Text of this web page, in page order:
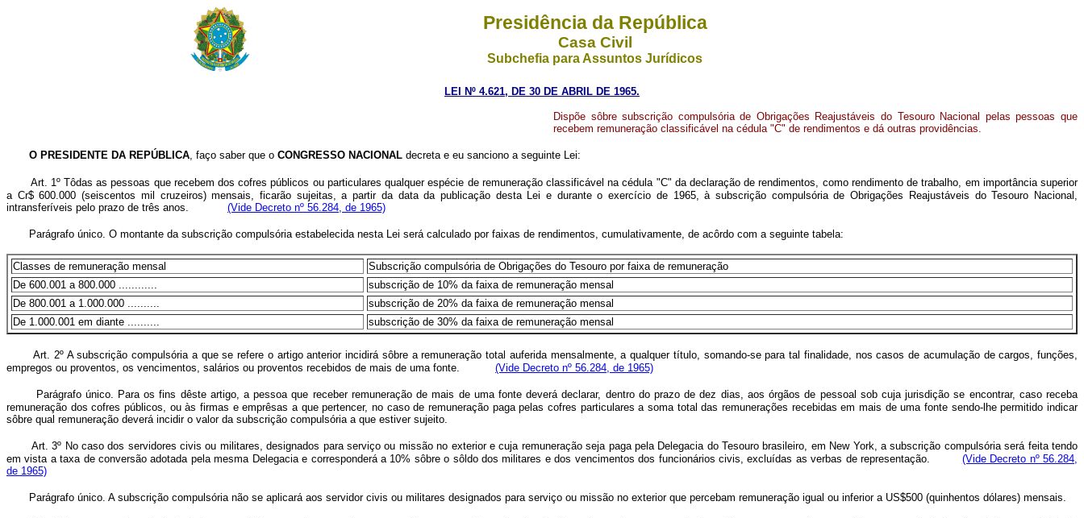
Presidência da República
Casa Civil
Subchefia para Assuntos Jurídicos
LEI Nº 4.621, DE 30 DE ABRIL DE 1965.
Dispõe sôbre subscrição compulsória de Obrigações Reajustáveis do Tesouro Nacional pelas pessoas que
recebem remuneração classificável na cédula "C" de rendimentos e dá outras providências.
O PRESIDENTE DA REPÚBLICA, faço saber que o CONGRESSO NACIONAL decreta e eu sanciono a seguinte Lei:
Art. 1º Tôdas as pessoas que recebem dos cofres públicos ou particulares qualquer espécie de remuneração classificável na cédula "C" da declaração de rendimentos, como rendimento de trabalho, em importância superior
a Cr$ 600.000 (seiscentos mil cruzeiros) mensais, ficarão sujeitas, a partir da data da publicação desta Lei e durante o exercício de 1965, à subscrição compulsória de Obrigações Reajustáveis do Tesouro Nacional,
intransferíveis pelo prazo de três anos. (Vide Decreto nº 56.284, de 1965)
Parágrafo único. O montante da subscrição compulsória estabelecida nesta Lei será calculado por faixas de rendimentos, cumulativamente, de acôrdo com a seguinte tabela:
Classes de remuneração mensal
Subscrição compulsória de Obrigações do Tesouro por faixa de remuneração
De 600.001 a 800.000 ............
subscrição de 10% da faixa de remuneração mensal
De 800.001 a 1.000.000 ..........
subscrição de 20% da faixa de remuneração mensal
De 1.000.001 em diante ..........
subscrição de 30% da faixa de remuneração mensal
Art. 2º A subscrição compulsória a que se refere o artigo anterior incidirá sôbre a remuneração total auferida mensalmente, a qualquer título, somando-se para tal finalidade, nos casos de acumulação de cargos, funções,
empregos ou proventos, os vencimentos, salários ou proventos recebidos de mais de uma fonte. (Vide Decreto nº 56.284, de 1965)
Parágrafo único. Para os fins dêste artigo, a pessoa que receber remuneração de mais de uma fonte deverá declarar, dentro do prazo de dez dias, aos órgãos de pessoal sob cuja jurisdição se encontrar, caso receba
remuneração dos cofres públicos, ou às firmas e emprêsas a que pertencer, no caso de remuneração paga pelas cofres particulares a soma total das remunerações recebidas em mais de uma fonte sendo-lhe permitido indicar
sôbre qual remuneração deverá incidir o valor da subscrição compulsória a que estiver sujeito.
Art. 3º No caso dos servidores civis ou militares, designados para serviço ou missão no exterior e cuja remuneração seja paga pela Delegacia do Tesouro brasileiro, em New York, a subscrição compulsória será feita tendo
em vista a taxa de conversão adotada pela mesma Delegacia e corresponderá a 10% sôbre o sôldo dos militares e dos vencimentos dos funcionários civis, excluídas as verbas de representação. (Vide Decreto nº 56.284,
de 1965)
Parágrafo único. A subscrição compulsória não se aplicará aos servidor civis ou militares designados para serviço ou missão no exterior que percebam remuneração igual ou inferior a US$500 (quinhentos dólares) mensais.